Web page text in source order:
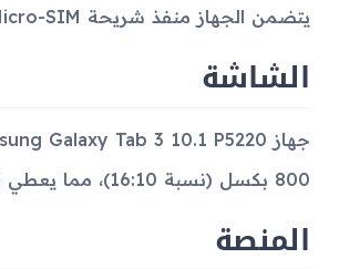
يتضمن الجهاز منفذ شريحة Micro-SIM.
الشاشة
800 بكسل (نسبة 16:10)، مما يعطي كثافة بكسلات قدرها حوالي 149 بكسل في البوصة الواحدة.
المنصة